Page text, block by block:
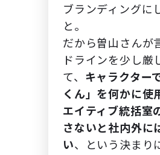
ブランディングに
と。
だから曽山さんが
ドラインを少し厳
て、 キャラクター
くん」を何かに使
エイティブ統括室
さないと社内外に
い、という決まり